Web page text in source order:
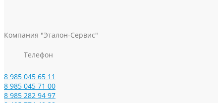
Компания "Эталон-Сервис"
Телефон
8 985 045 65 11
8 985 045 71 00
8 985 282 94 97